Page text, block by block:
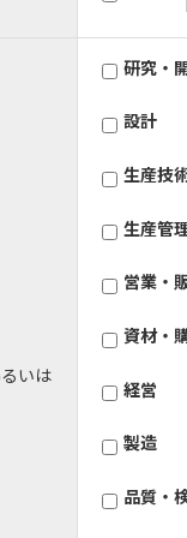
いは
研究・
設計
生産技
生産管
営業・
資材・
経営
製造
品質・